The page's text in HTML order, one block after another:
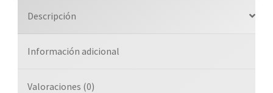
Descripción
Información adicional
Valoraciones (0)